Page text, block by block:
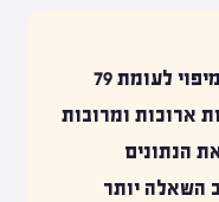
, שקיבל 95 במדידה ומיפוי לעומת 79
ארוכות ומרובות
הנתונים
השאלה יותר